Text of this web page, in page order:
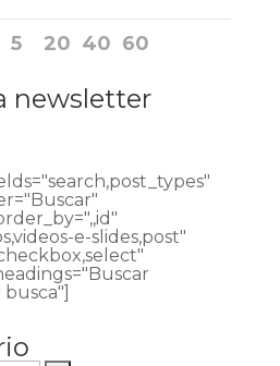
5 20 40 60
newsletter
e-slides,post"